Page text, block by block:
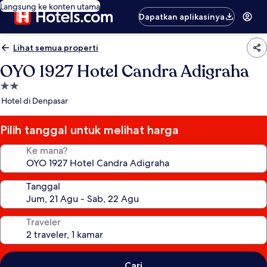
Langsung ke konten utama
Dapatkan aplikasinya
Lihat semua properti
OYO 1927 Hotel Candra Adigraha
Properti
bintang
Hotel di Denpasar
Pilih tanggal untuk melihat harga
Ke mana?
Tanggal
Traveler